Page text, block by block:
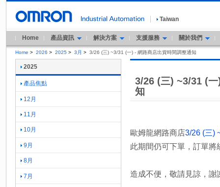
Taiwan
Home 產品資訊 解決方案 支援服務 關於我們
Home > 2026 > 2025 > 3月 > 3/26 (三) ~3/31 (一) - 網路商店出貨時間調整通知
3/26 (三) ~3/31 (
知
歐姆龍網路商店3/26 (三)
此期間仍可下單， 訂單將
造成不便，敬請見諒，謝
2025
產品焦點
12月
11月
10月
9月
8月
7月